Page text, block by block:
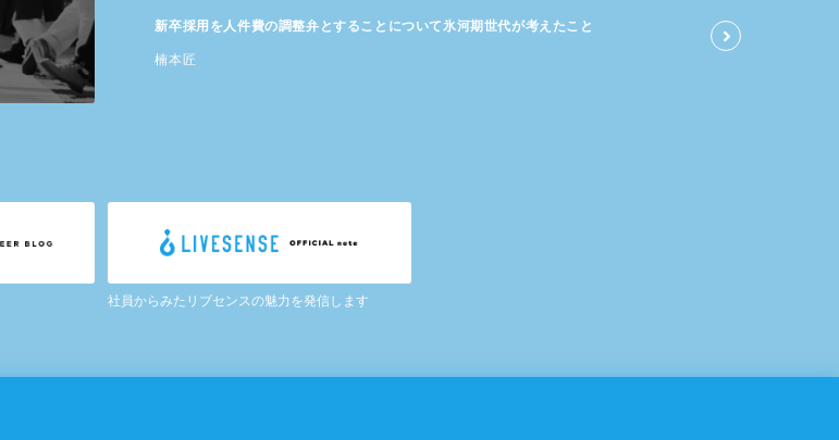
新卒採用を​人件費の​調整弁と​する​ことに​ついて​氷河期世代が​考えた​こと
楠本匠
社員からみたリブセンスの魅力を発信します